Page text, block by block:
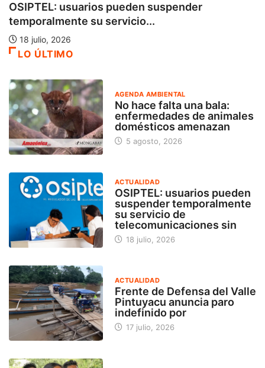
OSIPTEL: usuarios pueden suspender
temporalmente su servicio...
18 julio, 2026
LO ÚLTIMO
AGENDA AMBIENTAL
No hace falta una bala:
enfermedades de animales
domésticos amenazan
5 agosto, 2026
ACTUALIDAD
OSIPTEL: usuarios pueden
suspender temporalmente
su servicio de
telecomunicaciones sin
18 julio, 2026
ACTUALIDAD
Frente de Defensa del Valle
Pintuyacu anuncia paro
indefinido por
17 julio, 2026